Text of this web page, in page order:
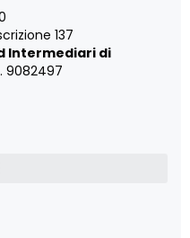
137
Intermediari di
9082497